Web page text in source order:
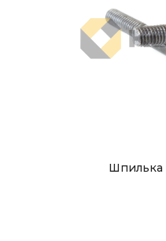
Шпилька